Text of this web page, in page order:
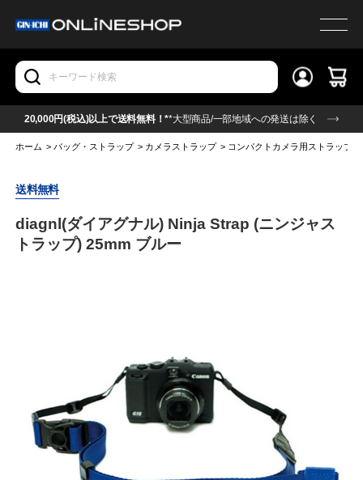
20,000円(税込)以上で送料無料！**大型商品/一部地域への発送は除く
ホーム >バッグ・ストラップ > カメラストラップ > コンパクトカメラ用ストラップ
送料無料
diagnl(ダイアグナル) Ninja Strap (ニンジャス
トラップ) 25mm ブルー